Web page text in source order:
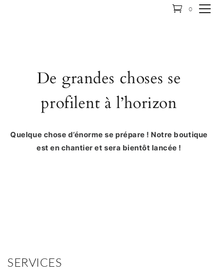
0
De grandes choses se
profilent à l’horizon
Quelque chose d’énorme se prépare ! Notre boutique
est en chantier et sera bientôt lancée !
SERVICES